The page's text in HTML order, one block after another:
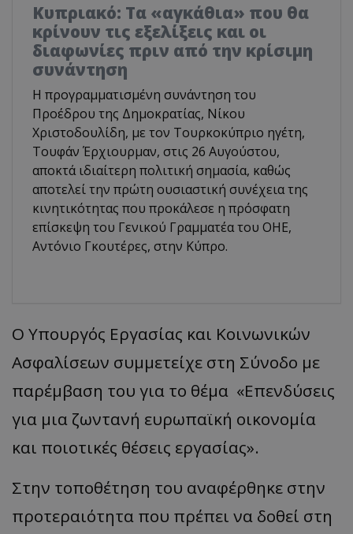
Κυπριακό: Τα «αγκάθια» που θα
κρίνουν τις εξελίξεις και οι
διαφωνίες πριν από την κρίσιμη
συνάντηση
Η προγραμματισμένη συνάντηση του
Προέδρου της Δημοκρατίας, Νίκου
Χριστοδουλίδη, με τον Τουρκοκύπριο ηγέτη,
Τουφάν Έρχιουρμαν, στις 26 Αυγούστου,
αποκτά ιδιαίτερη πολιτική σημασία, καθώς
αποτελεί την πρώτη ουσιαστική συνέχεια της
κινητικότητας που προκάλεσε η πρόσφατη
επίσκεψη του Γενικού Γραμματέα του ΟΗΕ,
Αντόνιο Γκουτέρες, στην Κύπρο.
Ο Υπουργός Εργασίας και Κοινωνικών
Ασφαλίσεων συμμετείχε στη Σύνοδο με
παρέμβαση του για το θέμα «Επενδύσεις
για μια ζωντανή ευρωπαϊκή οικονομία
και ποιοτικές θέσεις εργασίας».
Στην τοποθέτηση του αναφέρθηκε στην
προτεραιότητα που πρέπει να δοθεί στη